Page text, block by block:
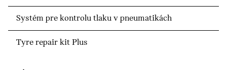
Systém pre kontrolu tlaku v pneumatikách
Tyre repair kit Plus